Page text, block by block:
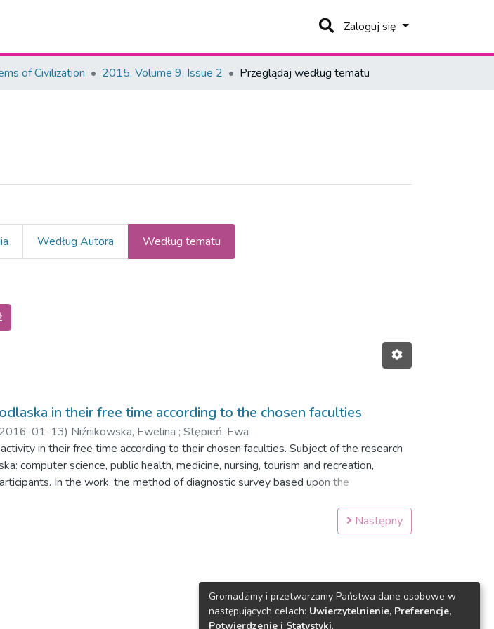
Zaloguj się
of Civilization 2015, Volume 9, Issue 2 Przeglądaj według tematu
Według Autora Według tematu
Temat "free time"
in their free time according to the chosen faculties
2016-01-13) Niźnikowska, Ewelina ; Stępień, Ewa
in their free time according to their chosen faculties. Subject of the research
computer science, public health, medicine, nursing, tourism and recreation,
In the work, the method of diagnostic survey based upon the
faculties as PE and tourism and recreation show more physical activity in
and promotion of physical activity - a very important part of healthy
Następny
Gromadzimy i przetwarzamy Państwa dane osobowe w
następujących celach: Uwierzytelnienie, Preferencje,
Potwierdzenie i Statystyki.